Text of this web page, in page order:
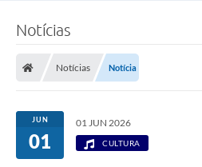
Legislação
Turismo
Notícias
Notícias Notícia
JUN
01
01 JUN 2026
CULTURA